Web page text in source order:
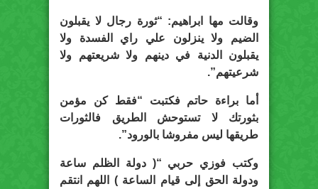
وقالت مها ابراهيم: “ثورة رجال لا يقبلون
الضيم ولا ينزلون علي راي الفسدة ولا
يقبلون الدنية في دينهم ولا شريعتهم ولا
شرعيتهم”.
أما براءة حاتم فكتبت “فقط كن مؤمن
بثورتك لا تستوحش الطريق فالثورات
طريقها ليس مفروشا بالورود”.
وكتب فوزي حربي “( دولة الظلم ساعة
ودولة الحق إلى قيام الساعة ) اللهم انتقم